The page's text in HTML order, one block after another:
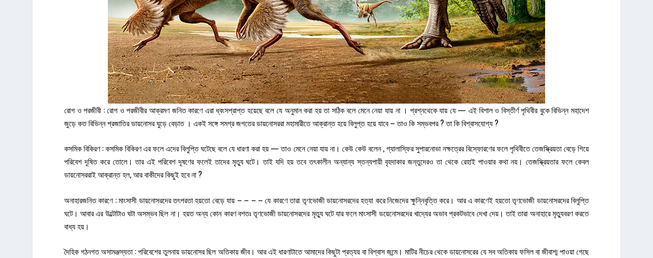
রোগ ও পরজীবী : রোগ ও পরজীবীর আক্রমণ জনিত কারণে এরা ধ্বংসপ্রাপ্ত হয়েছে বলে যে অনুমান করা হয় তা সঠিক বলে মেনে নেয়া যায় না । প্রশ্নথেকে যায় যে — এই বিশাল ও বিস্তীর্ণ পৃথিবীর বুকে বিভিন্ন মহাদেশ
জুড়ে কত বিভিন্ন প্রজাতির ডায়নোসর ঘুড়ে বেড়াত । একই সঙ্গে সমগ্র জগতের ডায়নোসররা মহামারীতে আক্রান্ত হয়ে বিলুপ্ত হয়ে যাবে – তাও কি সম্ভবপর ? তা কি বিশ্বাসযোগ্য ?
কসমিক বিকিরণ : কসমিক বিকিরণ এর ফলে এদের বিলুপ্তি ঘটেছে বলে যে ধারণা করা হয় — তাও মেনে নেয়া যায় না। কেউ কেউ বলেন , গ্যালাস্ফির সুপারনোভা নক্ষত্রের বিস্ফোরণের ফলে পৃথিবীতে তেজস্ক্রিয়তা বেড়ে গিয়ে
পরিবেশ দূষিত করে তোলে। তার এই পরিবেশ দূষণের ফলেই তাদের মৃত্যু ঘটে। তাই যদি হয় তবে তৎকালীন অন্যান্য স্তন্যপায়ী বৃহদাকার জন্তুদেরও তা থেকে রেহাই পাওয়ার কথা নয়। তেজস্ক্রিয়তার ফলে কেবল
ডায়নোসররাই আক্রান্ত হল, আর বাকীদের কিছুই হবে না ?
অনাহারজনিত কারণে : মাংসাসী ডায়নোসরদের তৎপরতা হয়তো বেড়ে যায় – – – – যে কারণে তারা তৃণভোজী ডায়নোসরদের হত্যা করে নিজেদের ক্ষুন্নিবৃত্তি করে। আর এ কারণেই হয়তো তৃণভোজী ডায়নোসরদের বিলুপ্তি
ঘটে। আবার এর উল্টোটাও ঘটা অসম্ভব ছিল না। হয়ত অন্য কোন কারণ বশতঃ তৃণভোজী ডায়নোসরদের মৃত্যু ঘটে যার ফলে মাংসাসী ডয়েনোসরদের খাদ্যের অভাব প্রকটভাবে দেখা দেয়। তাই তারা অনাহারে মৃত্যুবরণ করতে
বাধ্য হয়।
দৈহিক গঠনগত অসামঞ্জস্যতা : পরিবেশের তুলনায় ডায়নোসর ছিল অতিকায় জীব। আর এই ধারণাটাতে আমাদের কিছুটা প্রত্যয় বা বিশ্বাস জন্মে। মাটির নীচের থেকে ডায়নোসরের যে সব অতিকায় ফসিল বা জীবাশ্ম পাওয়া গেছে